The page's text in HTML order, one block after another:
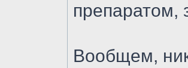
препаратом,
Вообщем,